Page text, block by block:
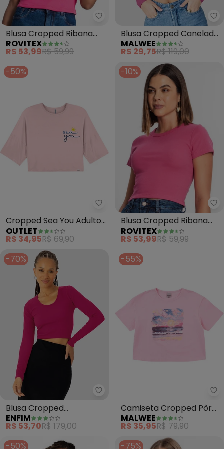
Rovitex - Blusa Cropped
Blusa Cropped Ribana
Básica (Rosa)
ROVITEX
R$ 53,99R$ 59,99
Blusa Cropped Canelada
com Torção (Rosa)
MALWEE
R$ 29,75R$ 119,00
-50%
Outlet - Cropped Sea You
Cropped Sea You Adulto
Feminino (Rosa )
OUTLET
R$ 34,95R$ 69,90
-10%
Blusa Cropped Ribana
Básica (Rosa)
ROVITEX
R$ 53,99R$ 59,99
-70%
Enfim - Blusa Cropped
Blusa Cropped
Seamless(Rosa)
ENFIM
R$ 53,70R$ 179,00
-55%
Camiseta Cropped Pôr
do Sol (Rosa Pastel)
MALWEE
R$ 35,95R$ 79,90
-50%
-75%